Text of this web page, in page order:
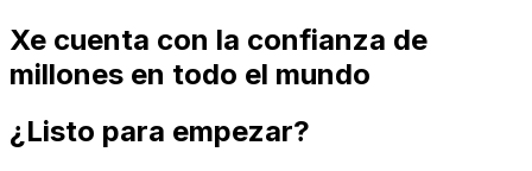
Xe cuenta con la confianza de
millones en todo el mundo
¿Listo para empezar?